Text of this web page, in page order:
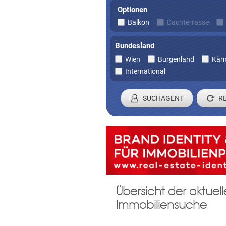
Optionen
Balkon Dachterrasse
Bundesland
Wien Burgenland
International
SUCHAGENT
Registrieren
Damit wir ihre Anfrage
Übersicht der
Immobiliensuche